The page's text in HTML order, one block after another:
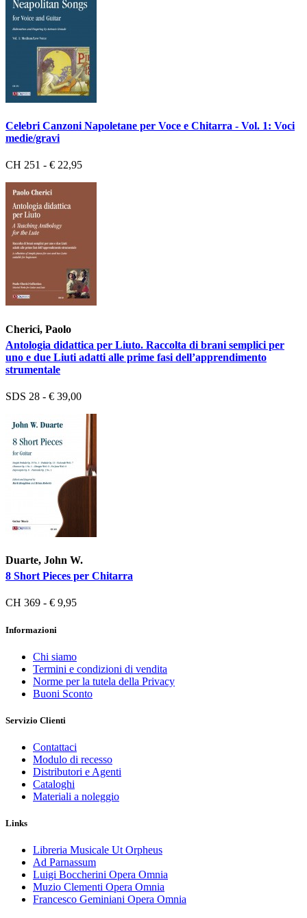
Celebri Canzoni Napoletane per Voce e Chitarra - Vol. 1: Voci
medie/gravi
CH 251 - € 22,95
Cherici, Paolo
Antologia didattica per Liuto. Raccolta di brani semplici per
uno e due Liuti adatti alle prime fasi dell’apprendimento
strumentale
SDS 28 - € 39,00
Duarte, John W.
8 Short Pieces per Chitarra
CH 369 - € 9,95
Informazioni
Chi siamo
Termini e condizioni di vendita
Norme per la tutela della Privacy
Buoni Sconto
Servizio Clienti
Contattaci
Modulo di recesso
Distributori e Agenti
Cataloghi
Materiali a noleggio
Links
Libreria Musicale Ut Orpheus
Ad Parnassum
Luigi Boccherini Opera Omnia
Muzio Clementi Opera Omnia
Francesco Geminiani Opera Omnia